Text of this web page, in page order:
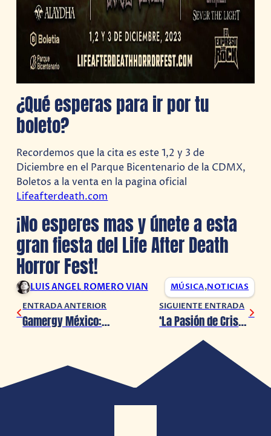
¿Qué esperas para ir por tu
boleto?
Recordemos que la cita es este 1,2 y 3 de
Diciembre en el Parque Bicentenario de la CDMX,
Boletos a la venta en la pagina oficial
Lifeafterdeath.com
¡No esperes mas y únete a esta
gran fiesta del Life After Death
Horror Fest!
LUIS ANGEL ROMERO VIAN MÚSICA,NOTICIAS
ENTRADA ANTERIOR
Gamergy México: Una fiesta llena de emociones
SIGUIENTE ENTRADA
‘La Pasión de Cristo 2’ comenzará a grabarse en 2024